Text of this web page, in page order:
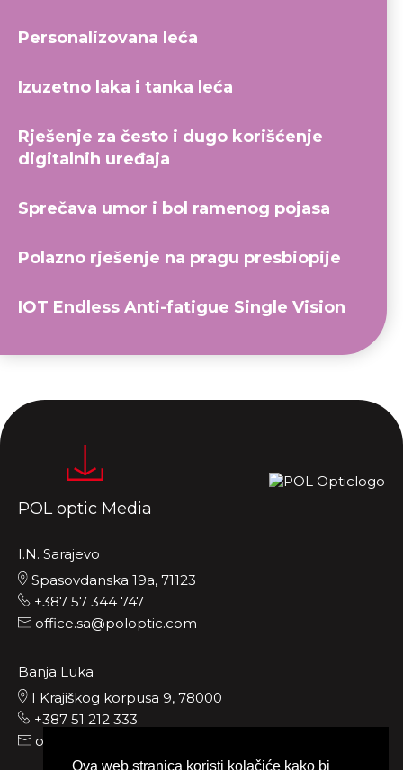
Ova web stranica koristi kolačiće kako bi
Personalizovana leća
Izuzetno laka i tanka leća
Rješenje za često i dugo korišćenje
digitalnih uređaja
Sprečava umor i bol ramenog pojasa
Polazno rješenje na pragu presbiopije
IOT Endless Anti-fatigue Single Vision
POL optic Media
I.N. Sarajevo
Spasovdanska 19a, 71123
+387 57 344 747
office.sa@poloptic.com
Banja Luka
I Krajiškog korpusa 9, 78000
+387 51 212 333
office.bih@poloptic.com